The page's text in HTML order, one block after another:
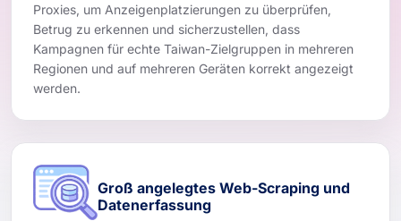
Proxies, um Anzeigenplatzierungen zu überprüfen,
Betrug zu erkennen und sicherzustellen, dass
Kampagnen für echte Taiwan-Zielgruppen in mehreren
Regionen und auf mehreren Geräten korrekt angezeigt
werden.
Groß angelegtes Web-Scraping und
Datenerfassung